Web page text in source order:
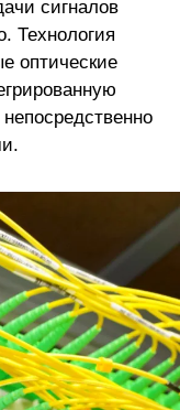
сигналов
Технология
оптические